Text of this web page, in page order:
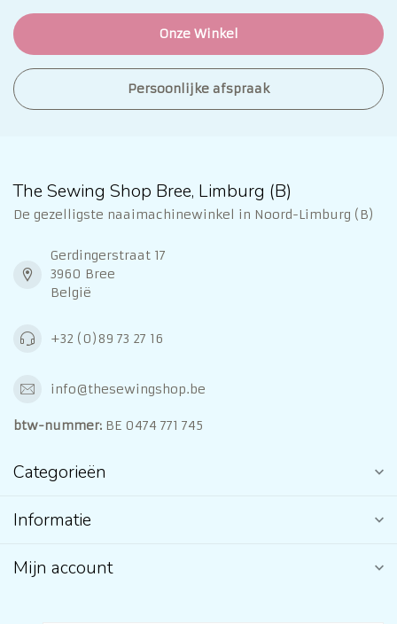
Onze Winkel
Persoonlijke afspraak
The Sewing Shop Bree, Limburg (B)
De gezelligste naaimachinewinkel in Noord-Limburg (B)
Gerdingerstraat 17
3960 Bree
België
+32 (0)89 73 27 16
info@thesewingshop.be
btw-nummer: BE 0474 771 745
Categorieën
Informatie
Mijn account